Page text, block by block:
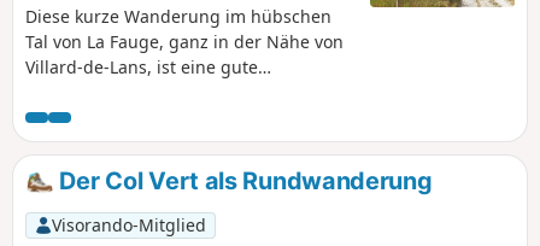
Diese kurze Wanderung im hübschen
Tal von La Fauge, ganz in der Nähe von
Villard-de-Lans, ist eine gute
oder um sich im Frühling wieder in
Form zu bringen.
Der Col Vert als Rundwanderung
Visorando-Mitglied